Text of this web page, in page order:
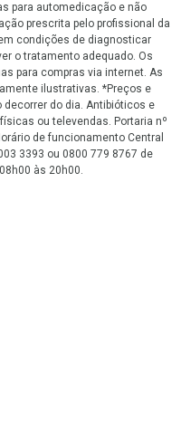
para automedicação e não
prescrita pelo profissional da
condições de diagnosticar
o tratamento adequado. Os
para compras via internet. As
ilustrativas. *Preços e
do dia. Antibióticos e
ou televendas. Portaria nº
de funcionamento Central
3393 ou 0800 779 8767 de
às 20h00.